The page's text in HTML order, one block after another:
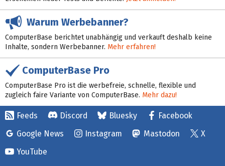
Warum Werbebanner?
ComputerBase berichtet unabhängig und verkauft deshalb keine
Inhalte, sondern Werbebanner. Mehr erfahren!
ComputerBase Pro
ComputerBase Pro ist die werbefreie, schnelle, flexible und
zugleich faire Variante von ComputerBase. Mehr dazu!
Feeds Discord Bluesky
Facebook
Google News
Instagram Mastodon
X
YouTube